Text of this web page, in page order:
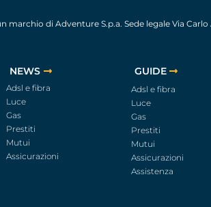
marchio di Adventure S.p.a. Sede legale Via Carlo
NEWS
Adsl e fibra
Luce
Gas
Prestiti
Mutui
Assicurazioni
GUIDE
Adsl e fibra
Luce
Gas
Prestiti
Mutui
Assicurazioni
Assistenza